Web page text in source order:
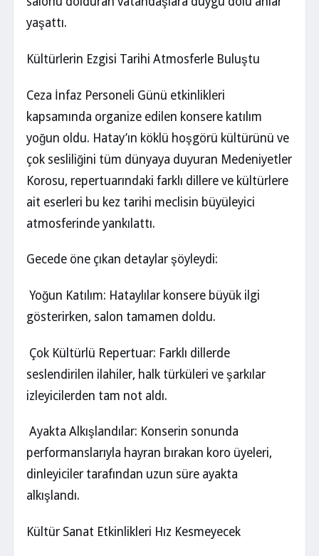
yaşattı.
Kültürlerin Ezgisi Tarihi Atmosferle Buluştu
Ceza İnfaz Personeli Günü etkinlikleri
kapsamında organize edilen konsere katılım
yoğun oldu. Hatay’ın köklü hoşgörü kültürünü ve
çok sesliliğini tüm dünyaya duyuran Medeniyetler
Korosu, repertuarındaki farklı dillere ve kültürlere
ait eserleri bu kez tarihi meclisin büyüleyici
atmosferinde yankılattı.
Gecede öne çıkan detaylar şöyleydi:
Yoğun Katılım: Hataylılar konsere büyük ilgi
gösterirken, salon tamamen doldu.
Çok Kültürlü Repertuar: Farklı dillerde
seslendirilen ilahiler, halk türküleri ve şarkılar
izleyicilerden tam not aldı.
Ayakta Alkışlandılar: Konserin sonunda
performanslarıyla hayran bırakan koro üyeleri,
dinleyiciler tarafından uzun süre ayakta
alkışlandı.
Kültür Sanat Etkinlikleri Hız Kesmeyecek